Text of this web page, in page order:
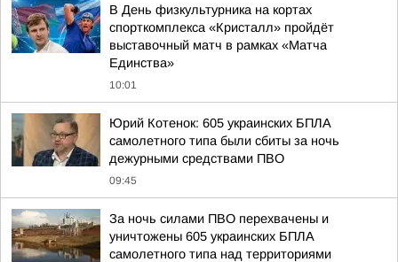
В День физкультурника на кортах
спорткомплекса «Кристалл» пройдёт
выставочный матч в рамках «Матча
Единства»
10:01
Юрий Котенок: 605 украинских БПЛА
самолетного типа были сбиты за ночь
дежурными средствами ПВО
09:45
За ночь силами ПВО перехвачены и
уничтожены 605 украинских БПЛА
самолетного типа над территориями